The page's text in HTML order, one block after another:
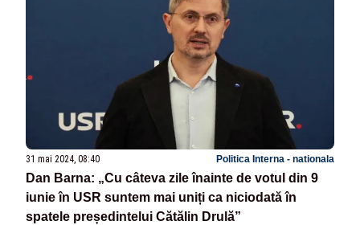
31 mai 2024, 08:40 Politica Interna - nationala
Dan Barna: „Cu câteva zile înainte de votul din 9
iunie în USR suntem mai uniți ca niciodată în
spatele președintelui Cătălin Drulă”